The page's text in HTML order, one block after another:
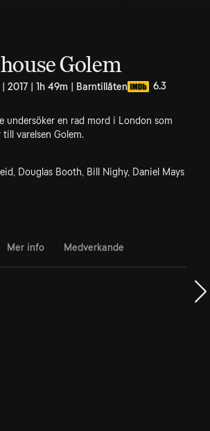
Golem
2017 | 1h 49m | Barntillåten 6.3
undersöker en rad mord i London som
varelsen Golem.
Douglas Booth, Bill Nighy, Daniel Mays
Mer info Medverkande